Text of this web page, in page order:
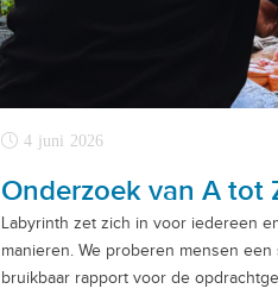
4 juni 2026
Onderzoek van A tot
Labyrinth zet zich in voor iedereen
manieren. We proberen mensen
bruikbaar rapport voor de